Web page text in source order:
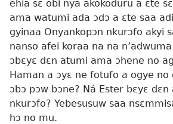
ehia sɛ obi nya akokoduru a ɛte
ama watumi ada ɔdɔ a ɛte saa
gyinaa Onyankopɔn nkurɔfo akyi
nanso afei koraa na na
ɔbɛyɛ dɛn atumi ama ɔhene no
Haman a ɔyɛ ne fotufo a ogye no
ɔbɔ pɔw bɔne? Ná Ester bɛyɛ
nkurɔfo? Yebesusuw saa
hɔ no mu.